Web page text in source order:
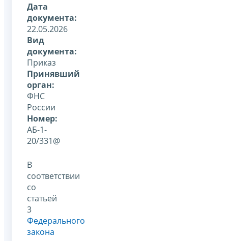
Дата
документа:
22.05.2026
Вид
документа:
Приказ
Принявший
орган:
ФНС
России
Номер:
АБ-1-
20/331@
В
соответствии
со
статьей
3
Федерального
закона